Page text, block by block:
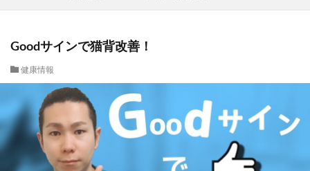
Goodサインで猫背改善！
健康情報